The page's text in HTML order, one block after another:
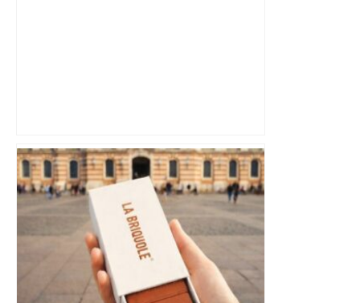
ENTRETIEN. Municipales 2026 à
Toulouse : sous le feu des critiques,
Briançon assume son alliance avec
Piquemal, "ce n’est pas un accord de
postes" – ladepeche.fr